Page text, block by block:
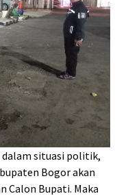
dalam situasi politik,
Bogor akan
Calon Bupati. Maka